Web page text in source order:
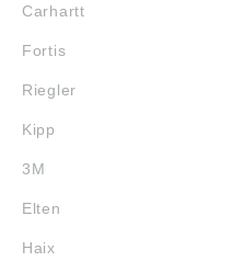
Carhartt
Fortis
Riegler
Kipp
3M
Elten
Haix